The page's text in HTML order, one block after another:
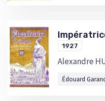
1927
Alexandre
Édouard